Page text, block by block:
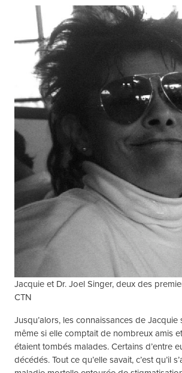
Jacquie et Dr. Joel Singer, deux des
CTN
Jusqu’alors, les connaissances de Jacquie
même si elle comptait de nombreux amis
étaient tombés malades. Certains d’entre
décédés. Tout ce qu’elle savait, c’est qu’il